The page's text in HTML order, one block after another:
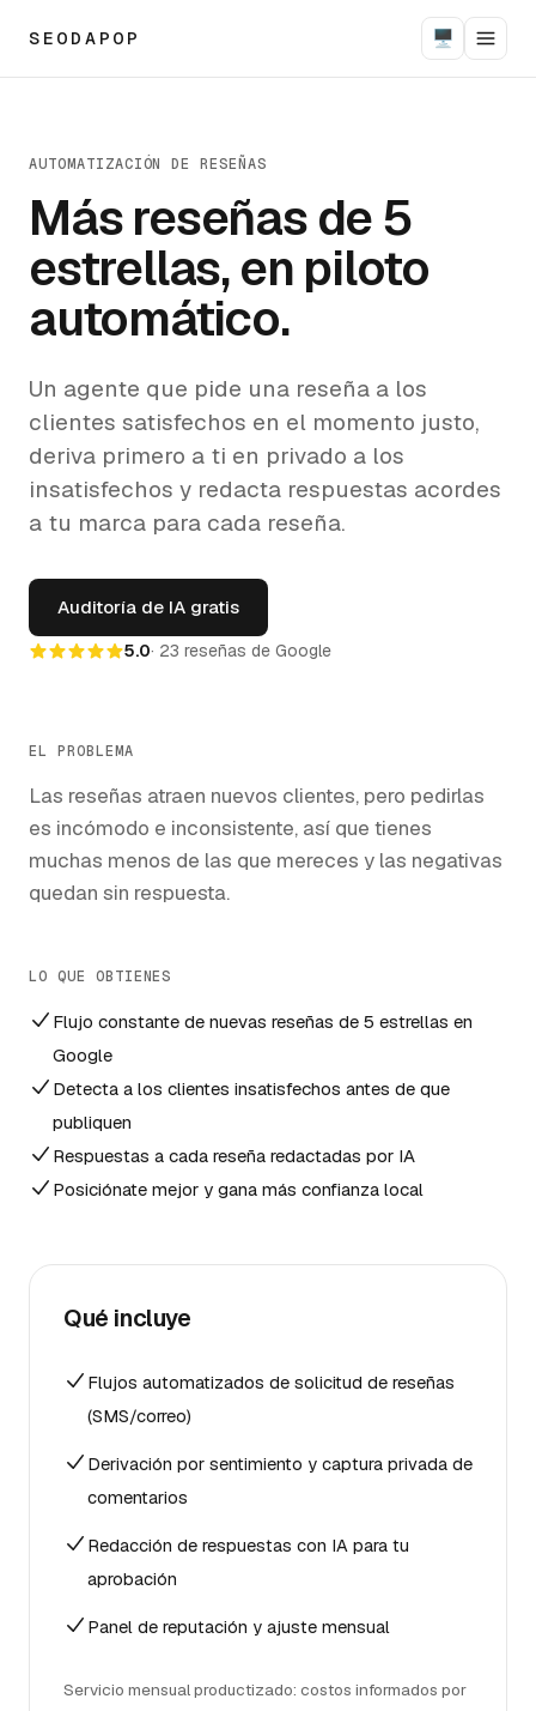
SEODAPOP 🖥
AUTOMATIZACIÓN DE RESEÑAS
Más reseñas de 5
estrellas, en piloto
automático.
Un agente que pide una reseña a los
clientes satisfechos en el momento justo,
deriva primero a ti en privado a los
insatisfechos y redacta respuestas acordes
a tu marca para cada reseña.
Auditoría de IA gratis
5.0· 23 reseñas de Google
EL PROBLEMA
Las reseñas atraen nuevos clientes, pero pedirlas
es incómodo e inconsistente, así que tienes
muchas menos de las que mereces y las negativas
quedan sin respuesta.
LO QUE OBTIENES
Flujo constante de nuevas reseñas de 5 estrellas en
Google
Detecta a los clientes insatisfechos antes de que
publiquen
Respuestas a cada reseña redactadas por IA
Posiciónate mejor y gana más confianza local
Qué incluye
Flujos automatizados de solicitud de reseñas
(SMS/correo)
Derivación por sentimiento y captura privada de
comentarios
Redacción de respuestas con IA para tu
aprobación
Panel de reputación y ajuste mensual
Servicio mensual productizado: costos informados por